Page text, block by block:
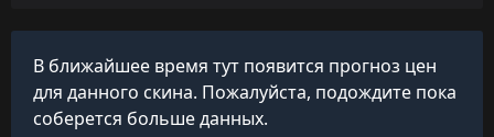
В ближайшее время тут появится прогноз цен
для данного скина. Пожалуйста, подождите пока
соберется больше данных.